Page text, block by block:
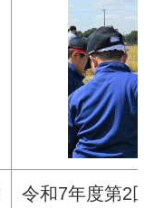
令和7年度第2